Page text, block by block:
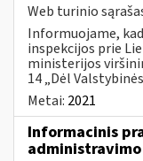
Web turinio
Informuojame,
inspekcijos prie
ministerijos
14 „Dėl
Metai: 2021
Informacinis